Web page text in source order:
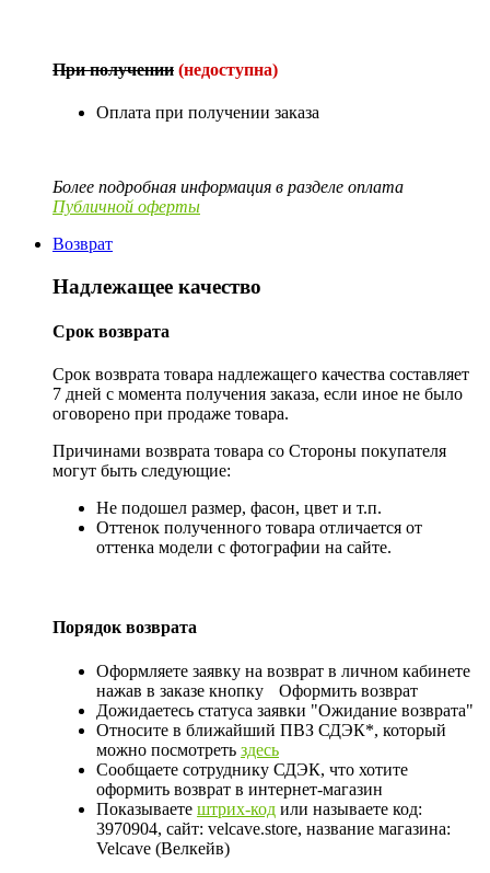
При получении (недоступна)
Оплата при получении заказа
Более подробная информация в разделе оплата
Публичной оферты
Возврат
Надлежащее качество
Срок возврата
Срок возврата товара надлежащего качества составляет
7 дней с момента получения заказа, если иное не было
оговорено при продаже товара.
Причинами возврата товара со Стороны покупателя
могут быть следующие:
Не подошел размер, фасон, цвет и т.п.
Оттенок полученного товара отличается от
оттенка модели с фотографии на сайте.
Порядок возврата
Оформляете заявку на возврат в личном кабинете
нажав в заказе кнопку
Оформить возврат
Дожидаетесь статуса заявки "Ожидание возврата"
Относите в ближайший ПВЗ СДЭК*, который
можно посмотреть здесь
Сообщаете сотруднику СДЭК, что хотите
оформить возврат в интернет-магазин
Показываете штрих-код или называете код:
3970904, сайт: velcave.store, название магазина:
Velcave (Велкейв)